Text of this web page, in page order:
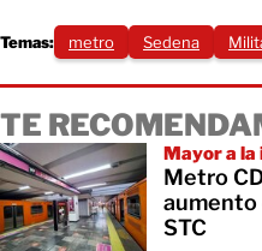
Temas: metro Sedena
TE
Mayor a la
Metro
aumento
STC